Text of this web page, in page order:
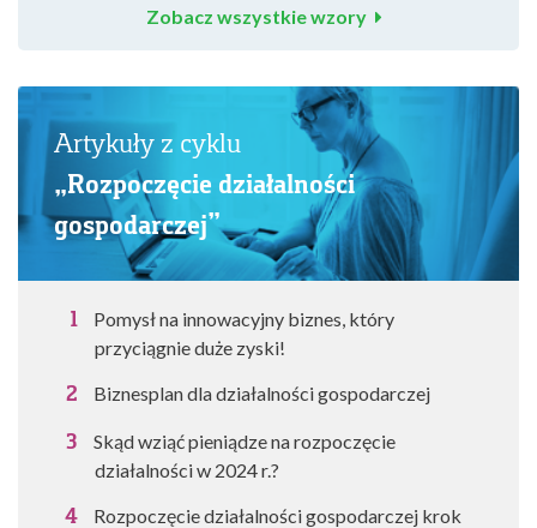
Zobacz wszystkie wzory
Artykuły z cyklu
„Rozpoczęcie działalności
gospodarczej”
Pomysł na innowacyjny biznes, który
przyciągnie duże zyski!
Biznesplan dla działalności gospodarczej
Skąd wziąć pieniądze na rozpoczęcie
działalności w 2024 r.?
Rozpoczęcie działalności gospodarczej krok